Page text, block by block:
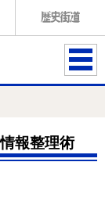
ME
報整理術